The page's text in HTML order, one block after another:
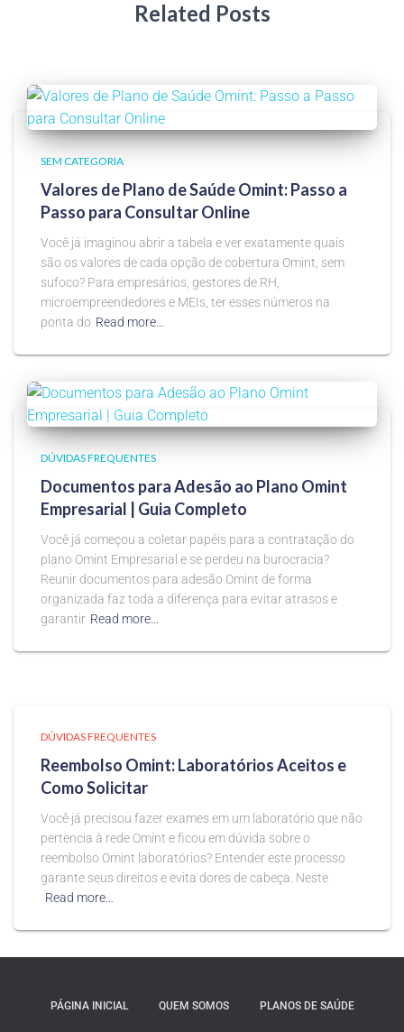
Related Posts
SEM CATEGORIA
Valores de Plano de Saúde Omint: Passo a
Passo para Consultar Online
Você já imaginou abrir a tabela e ver exatamente quais
são os valores de cada opção de cobertura Omint, sem
sufoco? Para empresários, gestores de RH,
microempreendedores e MEIs, ter esses números na
ponta do Read more…
DÚVIDAS FREQUENTES
Documentos para Adesão ao Plano Omint
Empresarial | Guia Completo
Você já começou a coletar papéis para a contratação do
plano Omint Empresarial e se perdeu na burocracia?
Reunir documentos para adesão Omint de forma
organizada faz toda a diferença para evitar atrasos e
garantir Read more…
DÚVIDAS FREQUENTES
Reembolso Omint: Laboratórios Aceitos e
Como Solicitar
Você já precisou fazer exames em um laboratório que não
pertencia à rede Omint e ficou em dúvida sobre o
reembolso Omint laboratórios? Entender este processo
garante seus direitos e evita dores de cabeça. Neste
Read more…
PÁGINA INICIAL QUEM SOMOS PLANOS DE SAÚDE